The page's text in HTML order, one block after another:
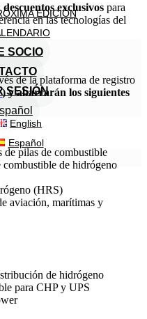
EDICIÓN
SOCIO
SESIÓN
English
Español
descuentos exclusivos para
en las tecnologías del
de la plataforma de registro
) y abarcarán los siguientes
de pilas de combustible
de hidrógeno
(HRS)
aviación, marítimas y
de hidrógeno
para CHP y UPS